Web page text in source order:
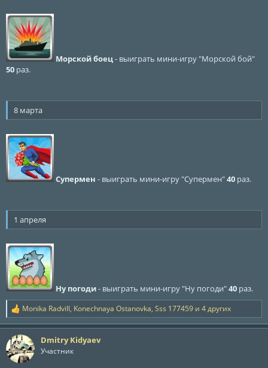
Морской боец- выиграть мини-игру "Морской бой"
50 раз.
8 марта
Супермен - выиграть мини-игру "Супермен"40 раз.
1 апреля
Ну погоди- выиграть мини-игру "Ну погоди"40 раз.
Р
е
а
к
ц
и
Monika Radvill, Konechnaya Ostanovka, Sss 177459 и 4 других
Dmitry Kidyaev
Участник